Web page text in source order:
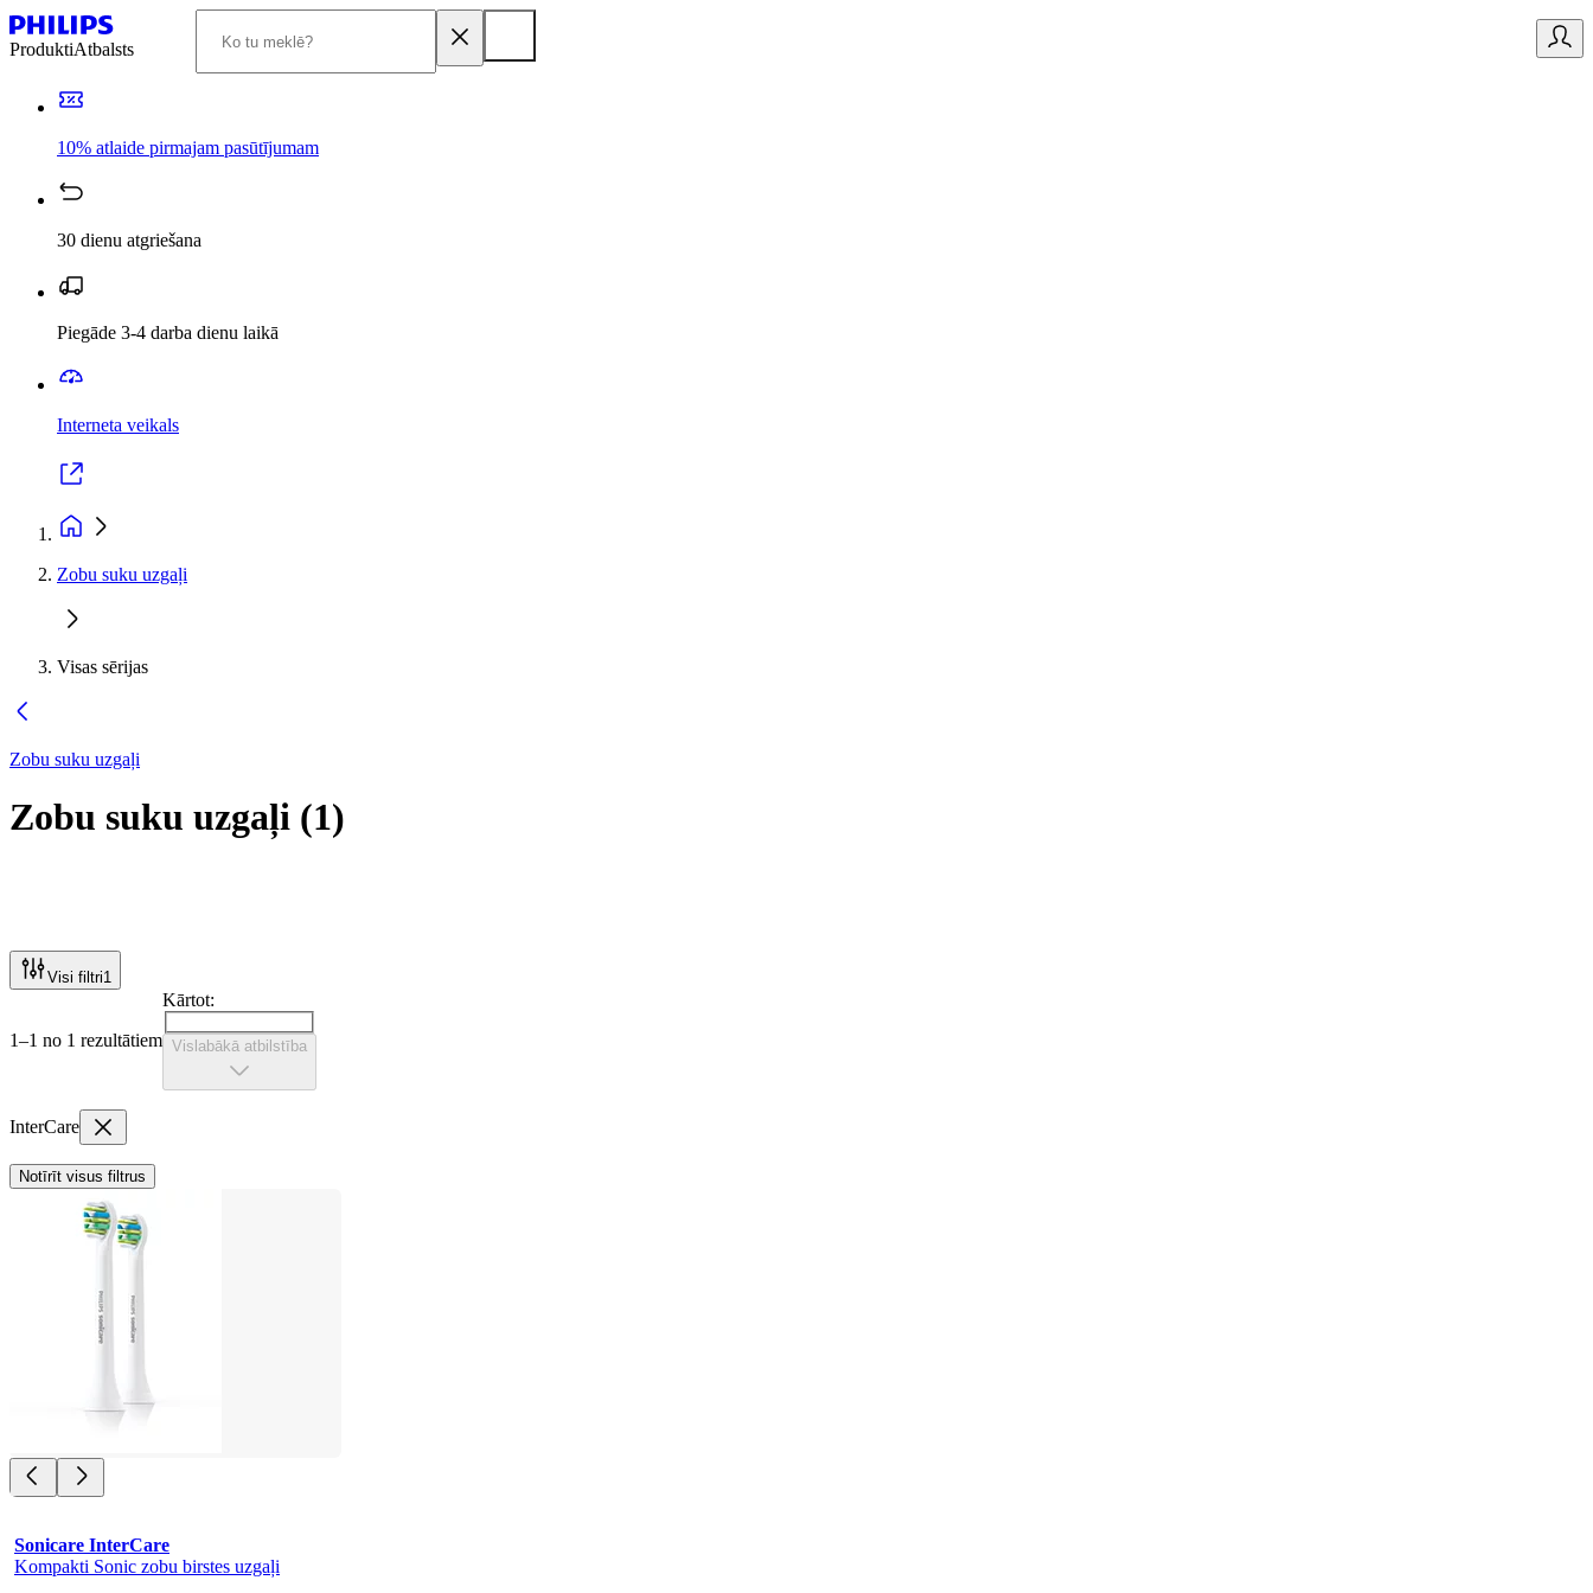
ProduktiAtbalsts
10% atlaide pirmajam pasūtījumam
30 dienu atgriešana
Piegāde 3-4 darba dienu laikā
Interneta veikals
Zobu suku uzgaļi
Visas sērijas
Zobu suku uzgaļi
Zobu suku uzgaļi (1)
Visi filtri1
1–1 no 1 rezultātiem
Kārtot:
Vislabākā atbilstība
InterCare
Notīrīt visus filtrus
Sonicare InterCare
Kompakti Sonic zobu birstes uzgaļi